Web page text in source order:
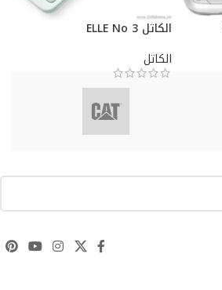
الكاتل ELLE No 3
الكاتل